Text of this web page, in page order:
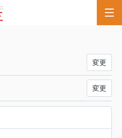
変更
変更